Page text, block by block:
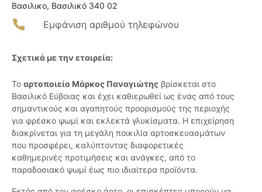
Βασιλικο, Βασιλικό 340 02
Εμφάνιση αριθμού τηλεφώνου
Σχετικά με την εταιρεία:
Το αρτοποιείο Μάρκος Παναγιώτης βρίσκεται στο
Βασιλικό Εύβοιας και έχει καθιερωθεί ως ένας από τους
σημαντικούς και αγαπητούς προορισμούς της περιοχής
για φρέσκο ψωμί και εκλεκτά γλυκίσματα. Η επιχείρηση
διακρίνεται για τη μεγάλη ποικιλία αρτοσκευασμάτων
που προσφέρει, καλύπτοντας διαφορετικές
καθημερινές προτιμήσεις και ανάγκες, από το
παραδοσιακό ψωμί έως πιο ιδιαίτερα προϊόντα.